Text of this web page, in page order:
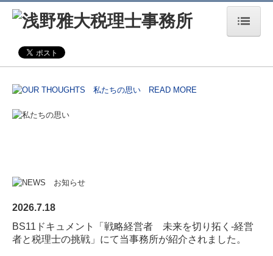
TOP
セミナー案内
税理士をお探しの方
ご契約までの流れ
2026.7.18
BS11ドキュメント「戦略経営者 未来を切り拓く-経営
者と税理士の挑戦」にて当事務所が紹介されました。